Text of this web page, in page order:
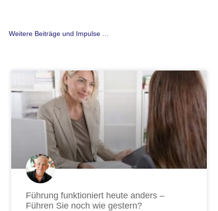
Weitere Beiträge und Impulse …
Führung funktioniert heute anders –
Führen Sie noch wie gestern?
SeiteSeiteSeite SeiteSeiteSeiteSeiteSeite
Seite Seite Seite Seite Seite SeiteSeite
Seite Seite Seite Seite Seite Seite